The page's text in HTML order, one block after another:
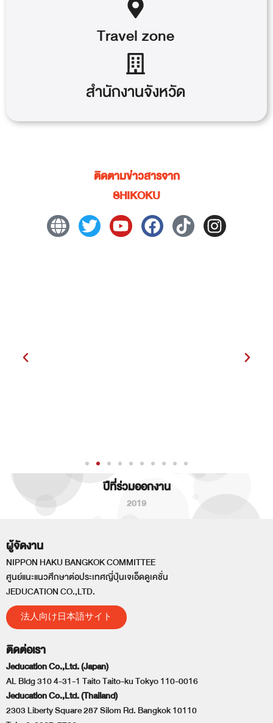
Travelzone
สำนักงานจังหวัด
ติดตามข่าวสารจาก
SHIKOKU
ปีที่ร่วมออกงาน
2019
ผู้จัดงาน
NIPPON HAKU BANGKOK COMMITTEE
ศูนย์แนะแนวศึกษาต่อประเทศญี่ปุ่นเจเอ็ดดูเคชั่น
JEDUCATION CO.,LTD.
法人向け日本語サイト
ติดต่อเรา
Jeducation Co.,Ltd. (Japan)
AL Bldg 310 4-31-1 Taito Taito-ku Tokyo 110-0016
Jeducation Co.,Ltd. (Thailand)
2303 Liberty Square 287 Silom Rd. Bangkok 10110